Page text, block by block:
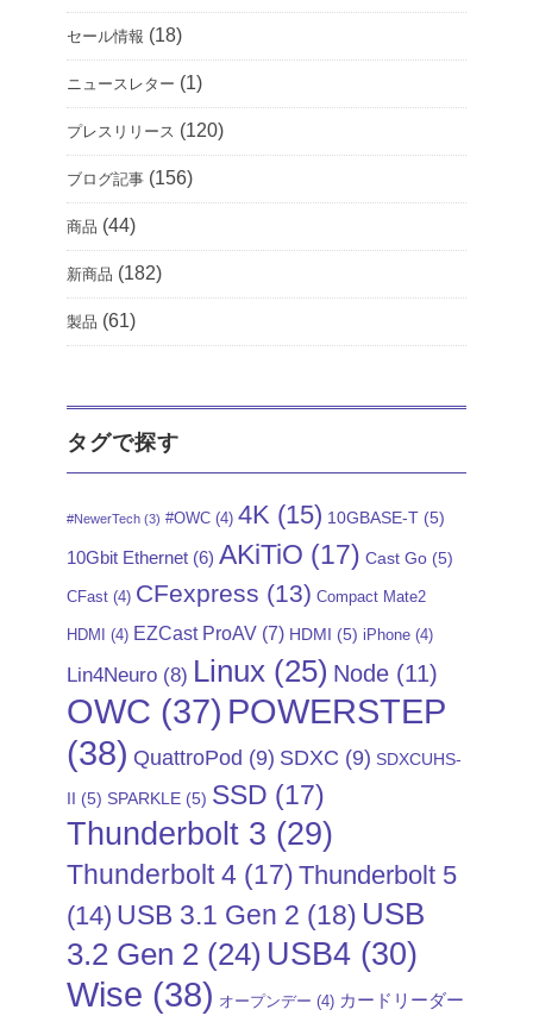
セール情報 (18)
ニュースレター (1)
プレスリリース (120)
ブログ記事 (156)
商品 (44)
新商品 (182)
製品 (61)
タグで探す
#NewerTech (3) #OWC (4) 4K (15) 10GBASE-T (5)
10Gbit Ethernet (6) AKiTiO (17) Cast Go (5)
CFast (4) CFexpress (13) Compact Mate2
HDMI (4) EZCast ProAV (7) HDMI (5) iPhone (4)
Lin4Neuro (8) Linux (25) Node (11)
OWC (37) POWERSTEP
(38) QuattroPod (9) SDXC (9) SDXCUHS-
II (5) SPARKLE (5) SSD (17)
Thunderbolt 3 (29)
Thunderbolt 4 (17) Thunderbolt 5
(14) USB 3.1 Gen 2 (18) USB
3.2 Gen 2 (24) USB4 (30)
Wise (38) オープンデー (4) カードリーダー